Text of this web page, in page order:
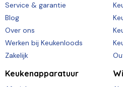
Service & garantie
Blog
Over ons
Werken bij Keukenloods
Zakelijk
Keukenapparatuur